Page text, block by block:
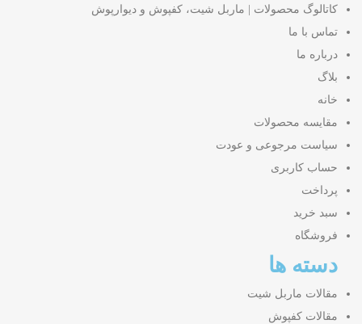
کاتالوگ محصولات | ماربل شیت، کفپوش و دیوارپوش
تماس با ما
درباره ما
بلاگ
خانه
مقایسه محصولات
سیاست مرجوعی و عودت
حساب کاربری
پرداخت
سبد خرید
فروشگاه
دسته ها
مقالات ماربل شیت
مقالات کفپوش